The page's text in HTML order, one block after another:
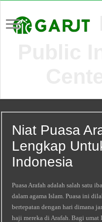
Niat Puasa
Lengkap
Indonesia
Puasa Arafah adalah salah satu
dalam agama Islam. Puasa ini
bertepatan dengan hari dimana
haji mereka di Arafah. Bagi